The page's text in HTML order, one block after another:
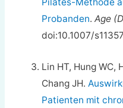
Probanden.Age
doi:10.1007/
Lin HT, Hung WC,
Chang JH.
Patienten mit